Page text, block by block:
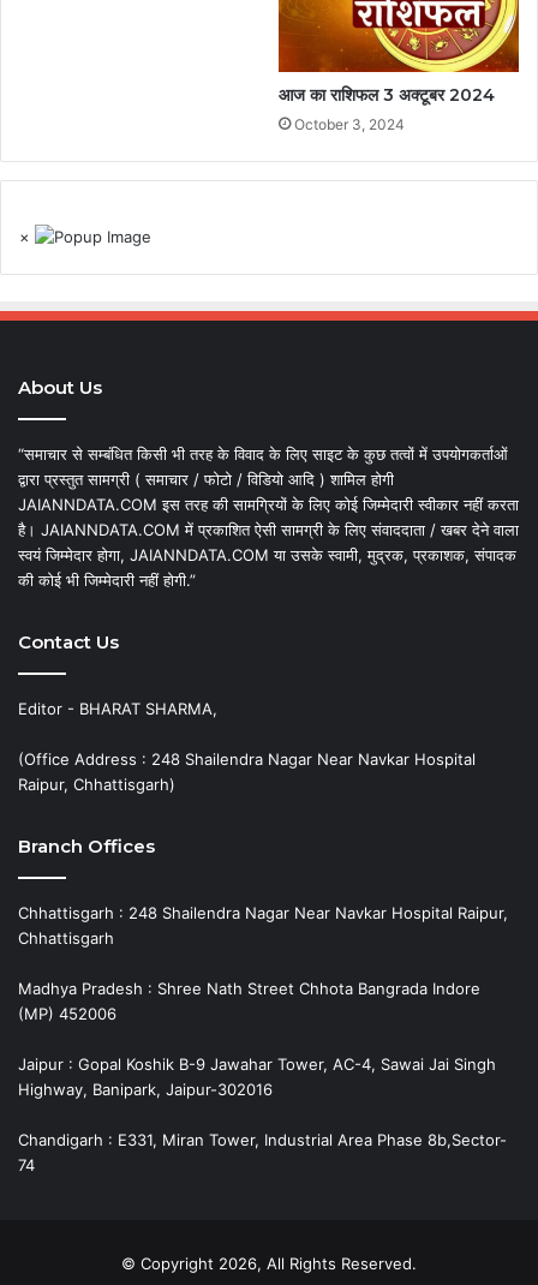
आज का राशिफल 3 अक्टूबर 2024
October 3, 2024
×
About Us
“समाचार से सम्बंधित किसी भी तरह के विवाद के लिए साइट के कुछ तत्वों में उपयोगकर्ताओं
द्वारा प्रस्तुत सामग्री ( समाचार / फोटो / विडियो आदि ) शामिल होगी
JAIANNDATA.COM इस तरह की सामग्रियों के लिए कोई जिम्मेदारी स्वीकार नहीं करता
है। JAIANNDATA.COM में प्रकाशित ऐसी सामग्री के लिए संवाददाता / खबर देने वाला
स्वयं जिम्मेदार होगा, JAIANNDATA.COM या उसके स्वामी, मुद्रक, प्रकाशक, संपादक
की कोई भी जिम्मेदारी नहीं होगी.”
Contact Us
Editor - BHARAT SHARMA,
(Office Address : 248 Shailendra Nagar Near Navkar Hospital
Raipur, Chhattisgarh)
Branch Offices
Chhattisgarh : 248 Shailendra Nagar Near Navkar Hospital Raipur,
Chhattisgarh
Madhya Pradesh : Shree Nath Street Chhota Bangrada Indore
(MP) 452006
Jaipur : Gopal Koshik B-9 Jawahar Tower, AC-4, Sawai Jai Singh
Highway, Banipark, Jaipur-302016
Chandigarh : E331, Miran Tower, Industrial Area Phase 8b,Sector-
74
© Copyright 2026, All Rights Reserved.